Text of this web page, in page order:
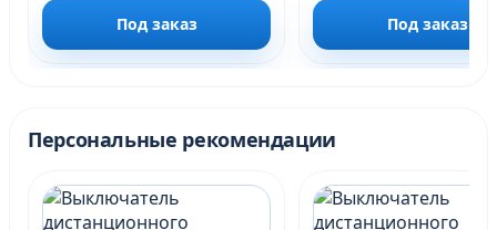
Под заказ Под заказ
Персональные рекомендации